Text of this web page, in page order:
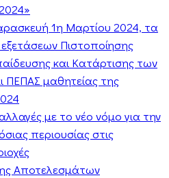
1η Μαρτίου 2024, τα
Πιστοποίησης
και Κατάρτισης των
ΠΕΠΑΣ μαθητείας της
με το νέο νόμο για την
περιουσίας στις
Αποτελεσμάτων